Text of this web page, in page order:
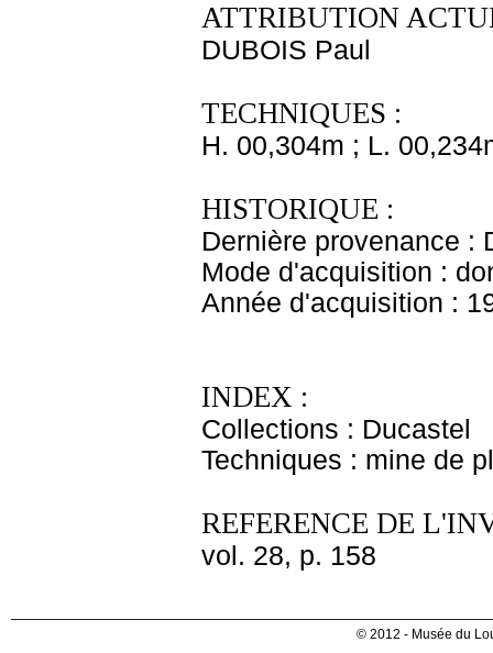
ATTRIBUTION
DUBOIS Paul
TECHNIQUES :
H. 00,304m ; L.
HISTORIQUE :
Dernière provenance :
Mode d'acquisition :
Année d'acquisition :
INDEX :
Collections : Ducastel
Techniques : mine de
REFERENCE DE
vol. 28, p. 158
© 2012 - Musée du